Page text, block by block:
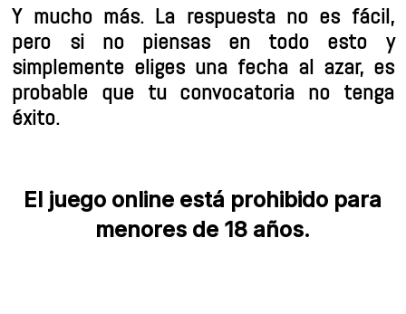
Y mucho más. La respuesta no es fácil,
pero si no piensas en todo esto y
simplemente eliges una fecha al azar, es
probable que tu convocatoria no tenga
éxito.
El juego online está prohibido para
menores de 18 años.